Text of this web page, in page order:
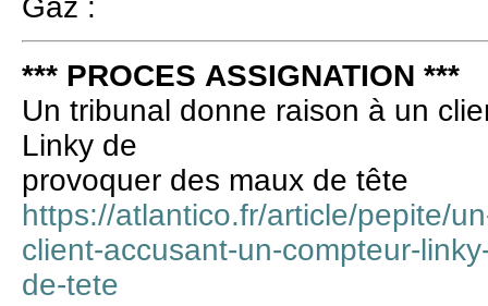
Gaz :
*** PROCES ASSIGNATION ***
Un tribunal donne raison à un
Linky de
provoquer des maux de tête
https://atlantico.fr/article/pepite/
client-accusant-un-compteur-
de-tete